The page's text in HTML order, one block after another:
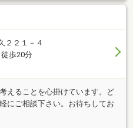
２２１－４
歩20分
えることを心掛けています。ど
にご相談下さい。お待ちしてお